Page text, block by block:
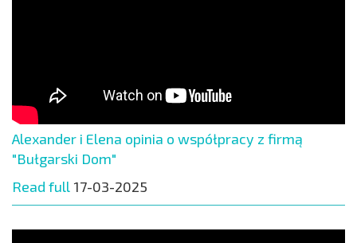
Alexander i Elena opinia o współpracy z firmą
"Bułgarski Dom"
Read full 17-03-2025